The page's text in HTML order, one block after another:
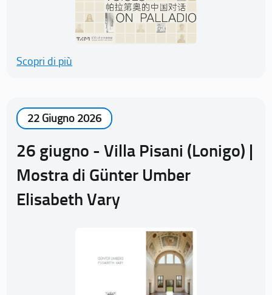
Scopri di più
22 Giugno 2026
26 giugno - Villa Pisani (Lonigo) |
Mostra di Günter Umber
Elisabeth Vary